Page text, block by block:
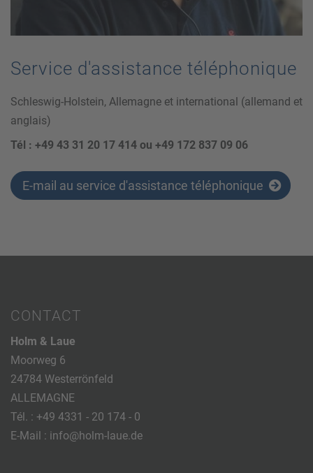
Service d'assistance téléphonique
Schleswig-Holstein, Allemagne et international (allemand et
anglais)
Tél : +49 43 31 20 17 414 ou +49 172 837 09 06
E-mail au service d'assistance téléphonique
CONTACT
Holm & Laue
Moorweg 6
24784 Westerrönfeld
ALLEMAGNE
Tél. : +49 4331 - 20 174 - 0
E-Mail : info@holm-laue.de